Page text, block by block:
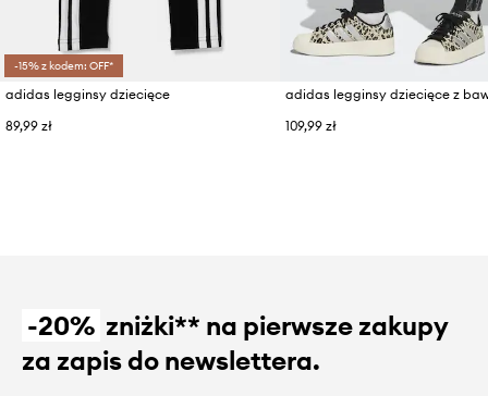
-15% z kodem: OFF*
adidas legginsy dziecięce
89,99 zł
adidas legginsy dziecięce z
109,99 zł
-20% zniżki** na pierwsze zakupy
za zapis do newslettera.